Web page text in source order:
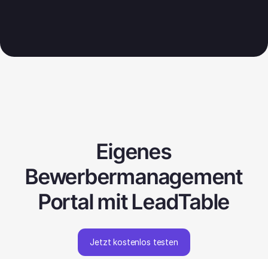
Eigenes
Bewerbermanagement
Portal mit LeadTable
Jetzt kostenlos testen